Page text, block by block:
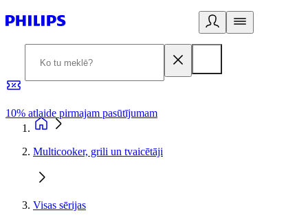
10% atlaide pirmajam pasūtījumam
Multicooker, grili un tvaicētāji
Visas sērijas